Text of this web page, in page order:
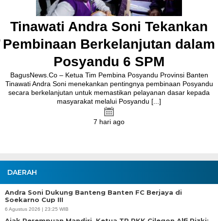
Tinawati Andra Soni Tekankan
Pembinaan Berkelanjutan dalam
Posyandu 6 SPM
BagusNews.Co – Ketua Tim Pembina Posyandu Provinsi Banten
Tinawati Andra Soni menekankan pentingnya pembinaan Posyandu
secara berkelanjutan untuk memastikan pelayanan dasar kepada
masyarakat melalui Posyandu [...]
7 hari ago
DAERAH
Andra Soni Dukung Banteng Banten FC Berjaya di
Soekarno Cup III
6 Agustus 2026 | 23:25 WIB